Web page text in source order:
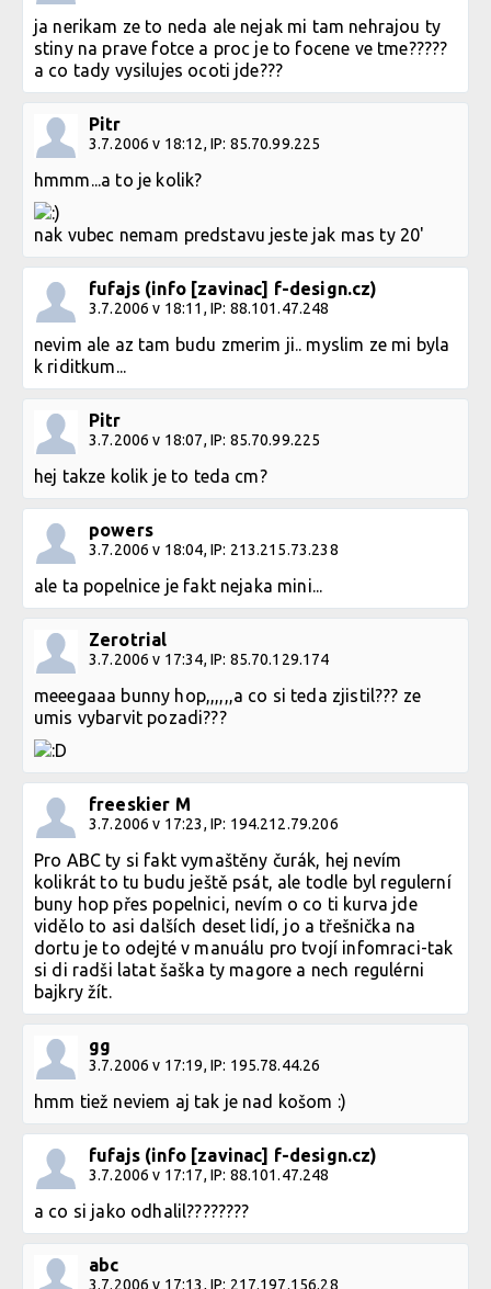
ja nerikam ze to neda ale nejak mi tam nehrajou ty
stiny na prave fotce a proc je to focene ve tme?????
a co tady vysilujes ocoti jde???
Pitr
3.7.2006 v 18:12, IP: 85.70.99.225
hmmm...a to je kolik?
nak vubec nemam predstavu jeste jak mas ty 20'
fufajs (info [zavinac] f-design.cz)
3.7.2006 v 18:11, IP: 88.101.47.248
nevim ale az tam budu zmerim ji.. myslim ze mi byla
k riditkum...
Pitr
3.7.2006 v 18:07, IP: 85.70.99.225
hej takze kolik je to teda cm?
powers
3.7.2006 v 18:04, IP: 213.215.73.238
ale ta popelnice je fakt nejaka mini...
Zerotrial
3.7.2006 v 17:34, IP: 85.70.129.174
meeegaaa bunny hop,,,,,,a co si teda zjistil??? ze
umis vybarvit pozadi???
freeskier M
3.7.2006 v 17:23, IP: 194.212.79.206
Pro ABC ty si fakt vymaštěny čurák, hej nevím
kolikrát to tu budu ještě psát, ale todle byl regulerní
buny hop přes popelnici, nevím o co ti kurva jde
vidělo to asi dalších deset lidí, jo a třešnička na
dortu je to odejté v manuálu pro tvojí infomraci-tak
si di radši latat šaška ty magore a nech regulérni
bajkry žít.
gg
3.7.2006 v 17:19, IP: 195.78.44.26
hmm tiež neviem aj tak je nad košom :)
fufajs (info [zavinac] f-design.cz)
3.7.2006 v 17:17, IP: 88.101.47.248
a co si jako odhalil????????
abc
3.7.2006 v 17:13, IP: 217.197.156.28